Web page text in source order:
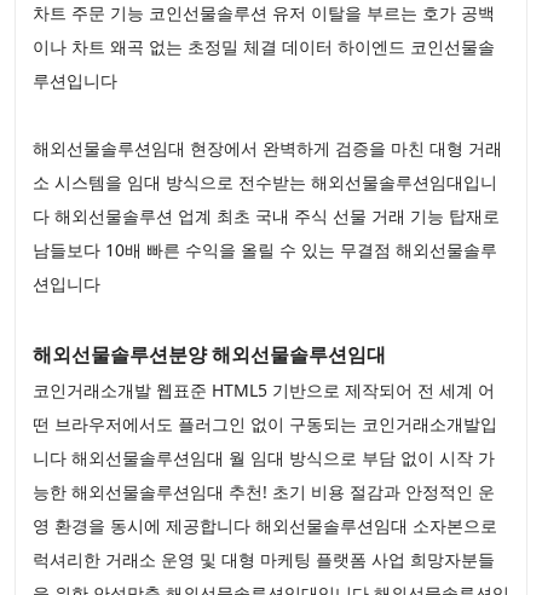
차트 주문 기능 코인선물솔루션 유저 이탈을 부르는 호가 공백
이나 차트 왜곡 없는 초정밀 체결 데이터 하이엔드 코인선물솔
루션입니다
해외선물솔루션임대 현장에서 완벽하게 검증을 마친 대형 거래
소 시스템을 임대 방식으로 전수받는 해외선물솔루션임대입니
다 해외선물솔루션 업계 최초 국내 주식 선물 거래 기능 탑재로
남들보다 10배 빠른 수익을 올릴 수 있는 무결점 해외선물솔루
션입니다
해외선물솔루션분양 해외선물솔루션임대
코인거래소개발 웹표준 HTML5 기반으로 제작되어 전 세계 어
떤 브라우저에서도 플러그인 없이 구동되는 코인거래소개발입
니다 해외선물솔루션임대 월 임대 방식으로 부담 없이 시작 가
능한 해외선물솔루션임대 추천! 초기 비용 절감과 안정적인 운
영 환경을 동시에 제공합니다 해외선물솔루션임대 소자본으로
럭셔리한 거래소 운영 및 대형 마케팅 플랫폼 사업 희망자분들